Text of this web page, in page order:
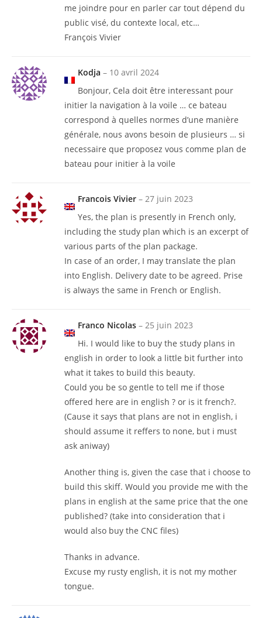
me joindre pour en parler car tout dépend du
public visé, du contexte local, etc…
François Vivier
Kodja – 10 avril 2024
Bonjour, Cela doit être interessant pour
initier la navigation à la voile … ce bateau
correspond à quelles normes d’une manière
générale, nous avons besoin de plusieurs … si
necessaire que proposez vous comme plan de
bateau pour initier à la voile
Francois Vivier – 27 juin 2023
Yes, the plan is presently in French only,
including the study plan which is an excerpt of
various parts of the plan package.
In case of an order, I may translate the plan
into English. Delivery date to be agreed. Prise
is always the same in French or English.
Franco Nicolas – 25 juin 2023
Hi. I would like to buy the study plans in
english in order to look a little bit further into
what it takes to build this beauty.
Could you be so gentle to tell me if those
offered here are in english ? or is it french?.
(Cause it says that plans are not in english, i
should assume it reffers to none, but i must
ask aniway)
Another thing is, given the case that i choose to
build this skiff. Would you provide me with the
plans in english at the same price that the one
published? (take into consideration that i
would also buy the CNC files)
Thanks in advance.
Excuse my rusty english, it is not my mother
tongue.